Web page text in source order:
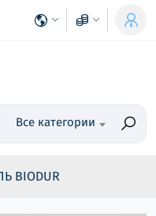
Все категории
BIODUR